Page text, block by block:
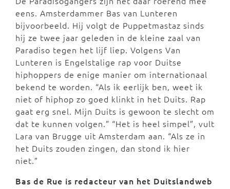
eens. Amsterdammer Bas van Lunteren
bijvoorbeeld. Hij volgt de Puppetmastaz sinds
hij ze twee jaar geleden in de kleine zaal van
Paradiso tegen het lijf liep. Volgens Van
Lunteren is Engelstalige rap voor Duitse
hiphoppers de enige manier om internationaal
bekend te worden. “Als ik eerlijk ben, weet ik
niet of hiphop zo goed klinkt in het Duits. Rap
gaat erg snel. Mijn Duits is gewoon te slecht om
dat te kunnen volgen.” “Het is heel simpel”, vult
Lara van Brugge uit Amsterdam aan. “Als ze in
het Duits zouden zingen, dan stond ik hier
niet.”
Bas de Rue is redacteur van het Duitslandweb